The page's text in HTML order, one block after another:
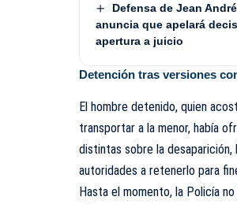
Defensa de Jean
anuncia que apelará
apertura a juicio
Detención tras versiones
El hombre detenido, quien
transportar a la menor, había
distintas sobre la desaparición,
autoridades a retenerlo para
Hasta el momento, la Policía